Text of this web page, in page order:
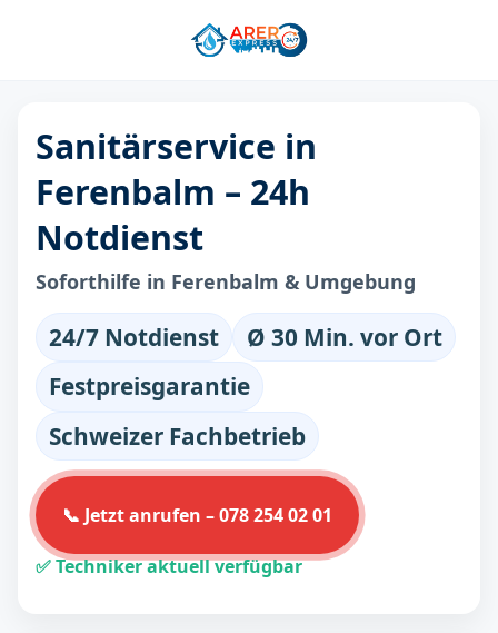
Sanitärservice in
Ferenbalm – 24h
Notdienst
Soforthilfe in Ferenbalm & Umgebung
24/7 Notdienst
Ø 30 Min. vor Ort
Festpreisgarantie
Schweizer Fachbetrieb
📞 Jetzt anrufen – 078 254 02 01
✅ Techniker aktuell verfügbar